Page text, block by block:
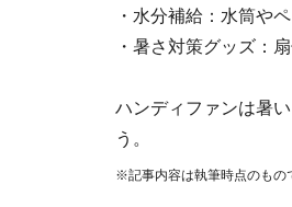
・水分補給：水筒や
・暑さ対策グッズ：
ハンディファンは暑
う。
※記事内容は執筆時点のもの